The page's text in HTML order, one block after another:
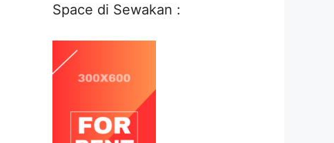
Space di Sewakan :